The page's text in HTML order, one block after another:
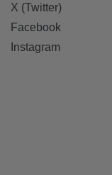
X (Twitter)
Facebook
Instagram